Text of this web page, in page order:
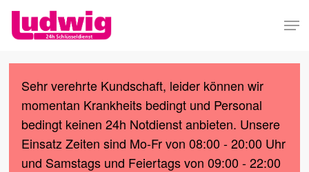
Skip
content
Sehr verehrte Kundschaft, leider können wir
momentan Krankheits bedingt und Personal
bedingt keinen 24h Notdienst anbieten. Unsere
Einsatz Zeiten sind Mo-Fr von 08:00 - 20:00 Uhr
und Samstags und Feiertags von 09:00 - 22:00
Menu